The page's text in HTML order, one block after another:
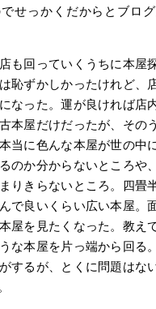
せっかくだからとブロ
も回っていくうちに本屋
恥ずかしかったけれど、
なった。運が良ければ店
本屋だけだったが、その
当に色んな本屋が世の中
のか分からないところや
りきらないところ。四畳
で良いくらい広い本屋。
屋を見たくなった。教え
な本屋を片っ端から回る
するが、とくに問題はな